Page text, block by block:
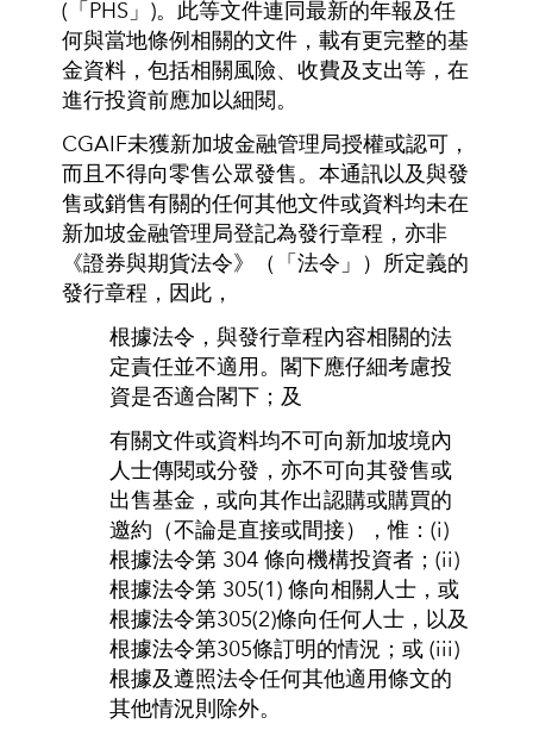
(「PHS」)。此等文件連同最新的年報及任
何與當地條例相關的文件，載有更完整的基
金資料，包括相關風險、收費及支出等，在
進行投資前應加以細閱。
CGAIF未獲新加坡金融管理局授權或認可，
而且不得向零售公眾發售。本通訊以及與發
售或銷售有關的任何其他文件或資料均未在
新加坡金融管理局登記為發行章程，亦非
《證券與期貨法令》（「法令」）所定義的
發行章程，因此，
根據法令，與發行章程內容相關的法
定責任並不適用。閣下應仔細考慮投
資是否適合閣下；及
有關文件或資料均不可向新加坡境內
人士傳閱或分發，亦不可向其發售或
出售基金，或向其作出認購或購買的
邀約（不論是直接或間接），惟：(i)
根據法令第 304 條向機構投資者；(ii)
根據法令第 305(1) 條向相關人士，或
根據法令第305(2)條向任何人士，以及
根據法令第305條訂明的情況；或 (iii)
根據及遵照法令任何其他適用條文的
其他情況則除外。